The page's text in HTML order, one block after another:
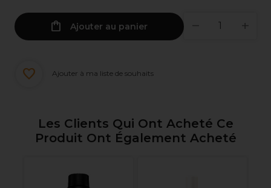
Ajouter au panier
Ajouter à ma liste de souhaits
Les Clients Qui Ont Acheté Ce
Produit Ont Également Acheté